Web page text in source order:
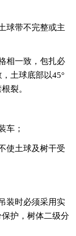
球带不完整或主
相一致，包扎必
土球底部以45°
裂。
车；
使土球及树干受
装时必须采用实
护，树体二级分